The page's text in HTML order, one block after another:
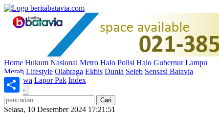
Home Hukum Nasional Metro Halo Polisi Halo Gubernur Lampu
Merah Lifestyle Olahraga Ekbis Dunia Seleb Sensasi Batavia
Peristiwa Lapor Pak Index
»
Selasa, 10 Desember 2024 17:21:51
Share